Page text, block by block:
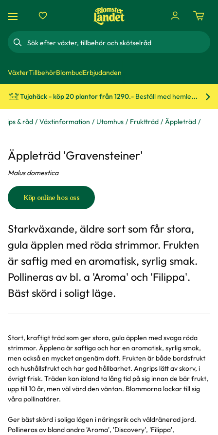
Sök
VäxterTillbehörBlombudErbjudanden
Tujahäck - köp 20 plantor från 1290.- Beställ med hemleverans!
Tips & råd Växtinformation Utomhus Fruktträd Äppleträd
Äppleträd 'Gravensteiner'
Malus domestica
Köp online hos oss
Starkväxande, äldre sort som får stora,
gula äpplen med röda strimmor. Frukten
är saftig med en aromatisk, syrlig smak.
Pollineras av bl. a 'Aroma' och 'Filippa'.
Bäst skörd i soligt läge.
Stort, kraftigt träd som ger stora, gula äpplen med svaga röda
strimmor. Äpplena är saftiga och har en aromatisk, syrlig smak,
men också en mycket angenäm doft. Frukten är både bordsfrukt
och hushållsfrukt och har god hållbarhet. Angrips lätt av skorv, i
övrigt frisk. Träden kan ibland ta lång tid på sig innan de bär frukt,
upp till 10 år, men väl värd den väntan. Blommorna lockar till sig
våra pollinatörer.
Ger bäst skörd i soliga lägen i näringsrik och väldränerad jord.
Pollineras av bland andra 'Aroma', 'Discovery', 'Filippa',